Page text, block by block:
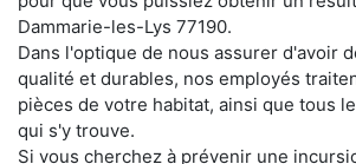
Dammarie-les-Lys 77190.
Dans l'optique de nous assurer d'avoir
qualité et durables, nos employés
pièces de votre habitat, ainsi que tous
qui s'y trouve.
Si vous cherchez à prévenir une